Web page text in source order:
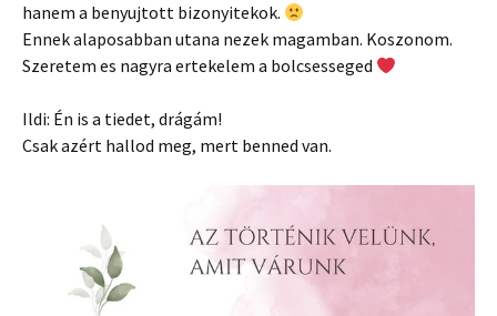
hanem a benyujtott bizonyitekok.
Ennek alaposabban utana nezek magamban. Koszonom.
Szeretem es nagyra ertekelem a bolcsesseged
Ildi: Én is a tiedet, drágám!
Csak azért hallod meg, mert benned van.